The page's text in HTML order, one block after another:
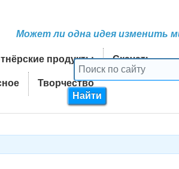
Может ли одна идея изменить
продукты Скачать
Творчество